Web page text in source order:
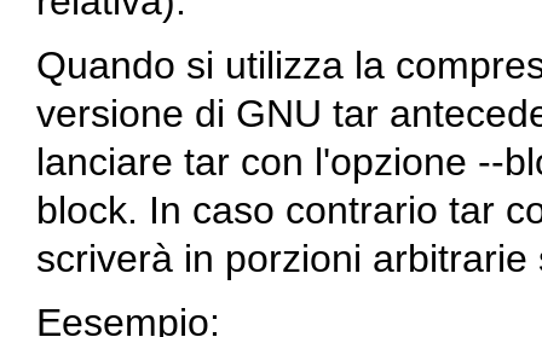
Quando si utilizza la
versione di GNU tar
lanciare tar con l'opzione --
block. In caso contrario tar
scriverà in porzioni arbitrarie
Eesempio: